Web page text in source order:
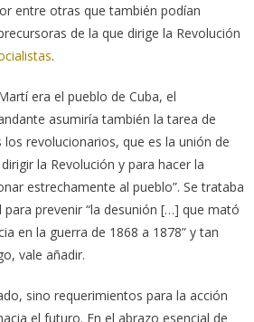
entre otras que también podían
de la que dirige la Revolución
.
era el pueblo de Cuba, el
asumiría también la tarea de
revolucionarios, que es la unión de
la Revolución y para hacer la
estrechamente al pueblo”. Se trataba
prevenir “la desunión […] que mató
en la guerra de 1868 a 1878” y tan
vale añadir.
sino requerimientos para la acción
el futuro. En el abrazo esencial de